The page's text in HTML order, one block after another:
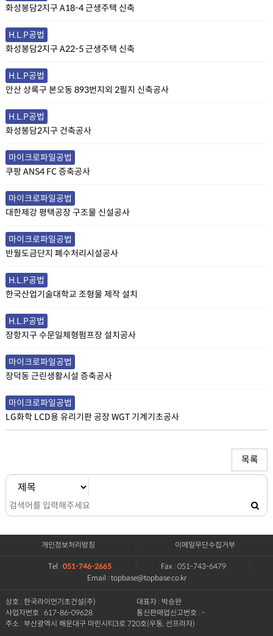
화성봉담2지구 A18-4 근생주택 신축
H.L.P공법
화성봉담2지구 A22-5 근생주택 신축
H.L.P공법
안산 상록구 본오동 893번지외 2필지 신축공사
H.L.P공법
화성봉담2지구 건축공사
마이크로파일공법
쿠팡 ANS4 FC 증축공사
마이크로파일공법
대한제강 평택공장 구조물 신설공사
마이크로파일공법
반월도금단지 폐수처리시설공사
H.L.P공법
한국산업기술대학교 조형물 제작 설치
H.L.P공법
장항지구 수문일체형펌프장 설치공사
마이크로파일공법
장덕동 근린생활시설 증축공사
마이크로파일공법
LG화학 LCD용 유리기판 공장 WGT 기계기초공사
목록
개인정보처리방침 이메일무단수집거부
Tel : 051-746-2665
Fax : 051-743-6479
Email : topbase@topbase.co.kr
상호 : 한국라이언기초건설(주)
대표자 : 박승완
사업자번호 : 617-86-09628
통신판매업신고번호 : -
주소 : 부산광역시 해운대구 마린시티3로 720호(우동, 선프라자)